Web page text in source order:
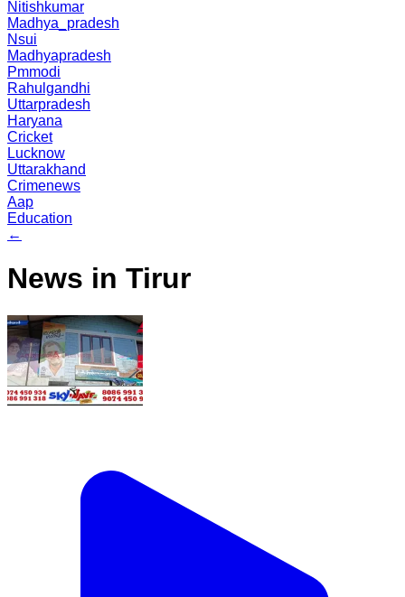
Nitishkumar
Madhya_pradesh
Nsui
Madhyapradesh
Pmmodi
Rahulgandhi
Uttarpradesh
Haryana
Cricket
Lucknow
Uttarakhand
Crimenews
Aap
Education
←
News in Tirur